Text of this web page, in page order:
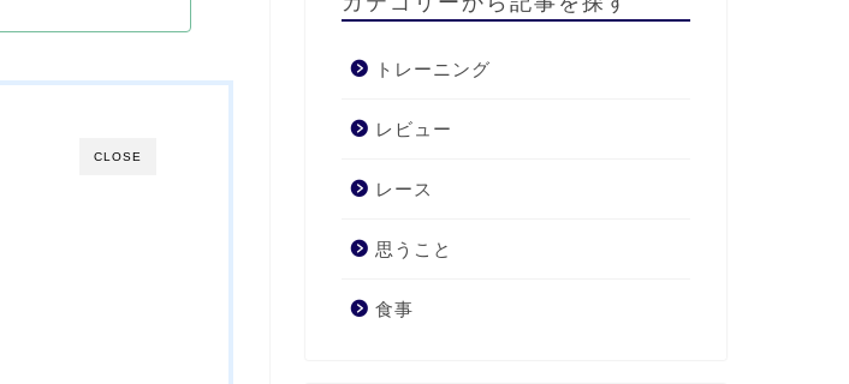
CLOSE
トレーニング
レビュー
レース
思うこと
食事